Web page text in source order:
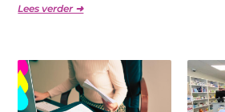
Lees verder ➜